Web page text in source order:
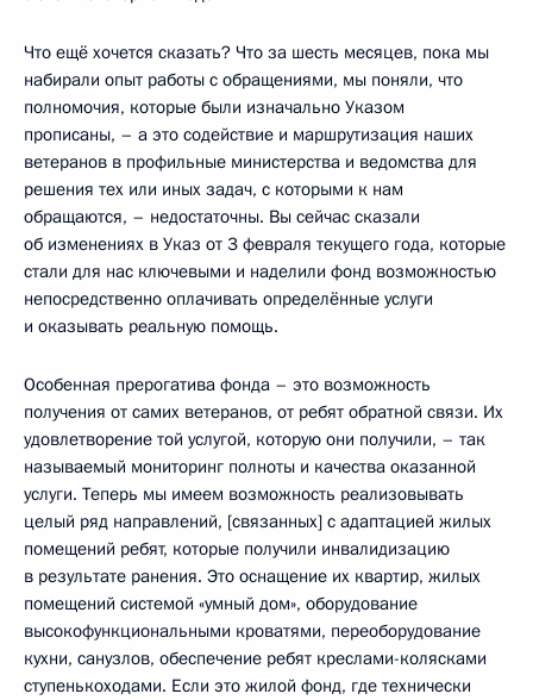
Что ещё хочется сказать? Что за шесть месяцев, пока мы
набирали опыт работы с обращениями, мы поняли, что
полномочия, которые были изначально Указом
прописаны, – а это содействие и маршрутизация наших
ветеранов в профильные министерства и ведомства для
решения тех или иных задач, с которыми к нам
обращаются, – недостаточны. Вы сейчас сказали
об изменениях в Указ от 3 февраля текущего года, которые
стали для нас ключевыми и наделили фонд возможностью
непосредственно оплачивать определённые услуги
и оказывать реальную помощь.
Особенная прерогатива фонда – это возможность
получения от самих ветеранов, от ребят обратной связи. Их
удовлетворение той услугой, которую они получили, – так
называемый мониторинг полноты и качества оказанной
услуги. Теперь мы имеем возможность реализовывать
целый ряд направлений, [связанных] с адаптацией жилых
помещений ребят, которые получили инвалидизацию
в результате ранения. Это оснащение их квартир, жилых
помещений системой «умный дом», оборудование
высокофункциональными кроватями, переоборудование
кухни, санузлов, обеспечение ребят креслами-колясками
ступенькоходами. Если это жилой фонд, где технически